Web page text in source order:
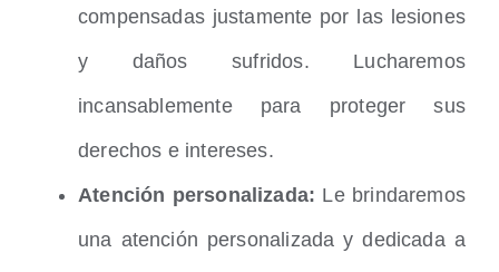
compensadas justamente por las lesiones
y daños sufridos. Lucharemos
incansablemente para proteger sus
derechos e intereses.
Atención personalizada: Le brindaremos
una atención personalizada y dedicada a